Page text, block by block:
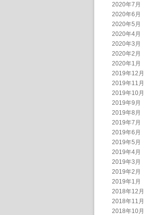
2020年7月
2020年6月
2020年5月
2020年4月
2020年3月
2020年2月
2020年1月
2019年12月
2019年11月
2019年10月
2019年9月
2019年8月
2019年7月
2019年6月
2019年5月
2019年4月
2019年3月
2019年2月
2019年1月
2018年12月
2018年11月
2018年10月